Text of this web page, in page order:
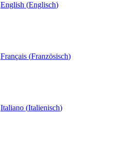
English (Englisch)
Français (Französisch)
Italiano (Italienisch)